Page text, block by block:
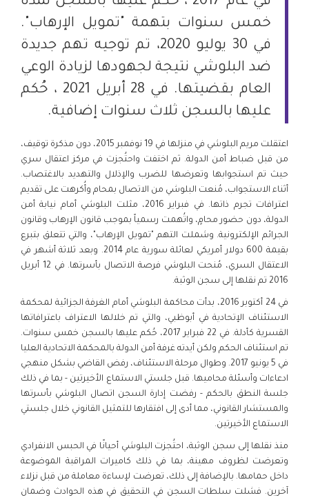
خمس سنوات بتهمة "تمويل الإرهاب".
في 30 يوليو 2020، تم توجيه تهم جديدة
ضد البلوشي نتيجة لجهودها لزيادة الوعي
العام بقضيتها. في 28 أبريل 2021 ، حُكم
عليها بالسجن ثلاث سنوات إضافية.
اعتقلت مريم البلوشي في منزلها في 19 نوفمبر 2015، دون مذكرة توقيف،
من قبل ضباط أمن الدولة. ثم اختفت واحتُجزت في مركز اعتقال سري
حيث تم استجوابها وتعرضها للضرب والإذلال والتهديد بالاغتصاب.
أثناء الاستجواب، مُنعت البلوشي من الاتصال بمحام وأُكرهت على تقديم
اعترافات تجرم ذاتها. في فبراير 2016، مثلت البلوشي أمام نيابة أمن
الدولة، دون حضور محامٍ، واتُهمت رسمياً بموجب قانون الإرهاب وقانون
الجرائم الإلكترونية. وشملت التهم "تمويل الإرهاب"، والتي تتعلق بتبرع
بقيمة 600 دولار أمريكي لعائلة سورية عام 2014. وبعد ثلاثة أشهر في
الاعتقال السري، مُنحت البلوشي فرصة الاتصال بأسرتها. في 12 أبريل
2016 تم نقلها إلى سجن الوثبة.
في 24 أكتوبر 2016، بدأت محاكمة البلوشي أمام الغرفة الجزائية لمحكمة
الاستئناف الإتحادية في أبوظبي، والتي تم خلالها الاعتراف باعترافاتها
القسرية كأدلة. في 22 فبراير 2017، حُكم عليها بالسجن خمس سنوات.
تم استئناف الحكم ولكن أيدته غرفة أمن الدولة بالمحكمة الاتحادية العليا
في 5 يونيو 2017. وطوال مرحلة الاستئناف، رفض القاضي بشكل منهجي
ادعاءات وأسئلة محاميها. قبل جلستي الاستماع الأخيرتين - بما في ذلك
جلسة النطق بالحكم - رفضت إدارة السجن اتصال البلوشي بأسرتها
والمستشار القانوني، مما أدى إلى افتقارها للتمثيل القانوني خلال جلستي
الاستماع الأخيرتين.
منذ نقلها إلى سجن الوثبة، احتُجزت البلوشي أحيانًا في الحبس الانفرادي
وتعرضت لظروف مهينة، بما في ذلك كاميرات المراقبة الموضوعة
داخل حمامها. بالإضافة إلى ذلك، تعرضت لإساءة معاملة من قبل نزلاء
آخرين. فشلت سلطات السجن في التحقيق في هذه الحوادث وضمان